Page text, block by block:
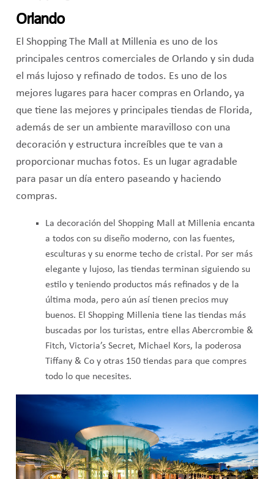
Orlando
El Shopping The Mall at Millenia es uno de los
principales centros comerciales de Orlando y sin duda
el más lujoso y refinado de todos. Es uno de los
mejores lugares para hacer compras en Orlando, ya
que tiene las mejores y principales tiendas de Florida,
además de ser un ambiente maravilloso con una
decoración y estructura increíbles que te van a
proporcionar muchas fotos. Es un lugar agradable
para pasar un día entero paseando y haciendo
compras.
La decoración del Shopping Mall at Millenia encanta
a todos con su diseño moderno, con las fuentes,
esculturas y su enorme techo de cristal. Por ser más
elegante y lujoso, las tiendas terminan siguiendo su
estilo y teniendo productos más refinados y de la
última moda, pero aún así tienen precios muy
buenos. El Shopping Millenia tiene las tiendas más
buscadas por los turistas, entre ellas Abercrombie &
Fitch, Victoria’s Secret, Michael Kors, la poderosa
Tiffany & Co y otras 150 tiendas para que compres
todo lo que necesites.